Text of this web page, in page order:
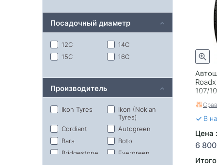
107/
В
Цена
6
Посадочный диаметр
12С
14C
15С
16С
Производитель
Ikon Tyres
Ikon (Nokian
Tyres)
Cordiant
Autogreen
Bars
Boto
Bridgestone
Evergreen